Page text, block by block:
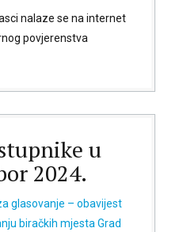
nalaze se na internet
povjerenstva
u
2024.
glasovanje – obavijest
biračkih mjesta Grad